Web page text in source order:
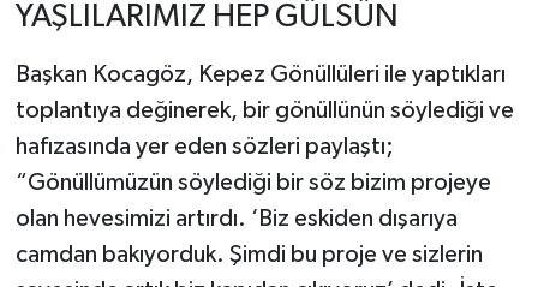
YAŞLILARIMIZ HEP GÜLSÜN
Başkan Kocagöz, Kepez Gönüllüleri ile yaptıkları
toplantıya değinerek, bir gönüllünün söylediği ve
hafızasında yer eden sözleri paylaştı;
“Gönüllümüzün söylediği bir söz bizim projeye
olan hevesimizi artırdı. ‘Biz eskiden dışarıya
camdan bakıyorduk. Şimdi bu proje ve sizlerin